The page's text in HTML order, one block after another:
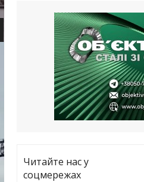
Чугуєва, міста,
все
21.05.2026
«ТЦК порушує
платять!» Як
виключили з
15.05.2026
Читайте нас у
соцмережах